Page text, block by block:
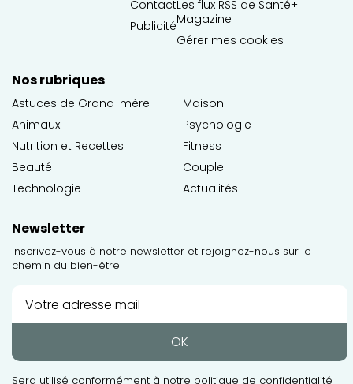
Contact
Publicité
Les flux RSS de Santé+
Magazine
Gérer mes cookies
Nos rubriques
Astuces de Grand-mère
Animaux
Nutrition et Recettes
Beauté
Technologie
Maison
Psychologie
Fitness
Couple
Actualités
Newsletter
Inscrivez-vous à notre newsletter et rejoignez-nous sur le
chemin du bien-être
OK
Sera utilisé conformément à notre politique de confidentialité